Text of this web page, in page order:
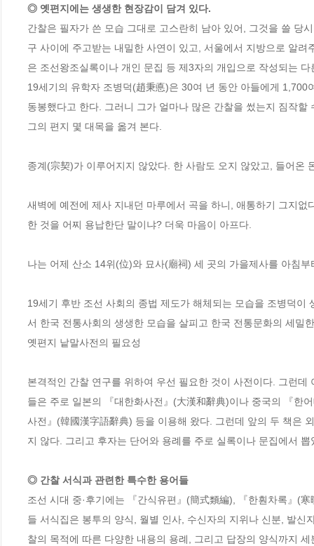
◎ 옛편지에는 생생한 현장감이 담겨 있다.
간찰은 필자가 쓴 모습 그대로 고스란히 남아 있어, 그것을 쓸 당
구 사이에 주고받는 내밀한 사연이 있고, 서울에서 지방으로 알
은 조선왕조실록이나 개인 문집 등 제3자의 개입으로 작성되는
19세기의 유학자 조병덕(趙秉悳)은 30여 년 동안 아들에게
동봉했다고 한다. 그러니 그가 얼마나 많은 간찰을 썼는지 짐작
그의 편지 몇 대목을 옮겨 본다.
종계(宗契)가 이루어지지 않았다. 한 사람도 오지 않았고, 들어온
새벽에 예전에 제사 지내던 마루에서 곡을 하니, 애통하기 그지
한 것을 어찌 용납한단 말이냐? 더욱 마음이 아프다.
나는 어제 산소 14위(位)와 묘사(廟祠) 세 곳의 가을제사를 아침
19세기 후반 조선 사회의 종법 제도가 해체되는 모습을 조병덕
서 한국 전통사회의 생생한 모습을 살피고 한국 전통문화의 세
옛편지 낱말사전의 필요성
본격적인 간찰 연구를 위하여 우선 필요한 것이 사전이다. 그런
들은 주로 일본의 『대한화사전』(大漢和辭典)이나 중국의 『한
사전』(韓國漢字語辭典) 등을 이용해 왔다. 그런데 앞의 두 책은
◎ 간찰 서식과 관련한 특수한 용어들
조선 시대 중·후기에는 『간식유편』(簡式類編), 『한훤차록』(
들 서식집은 봉투의 양식, 월별 인사, 수신자의 지위나 신분, 발신
찰의 목적에 따른 다양한 내용의 용례, 그리고 답장의 양식까지